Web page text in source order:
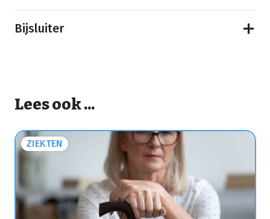
Bijsluiter
Lees ook ...
ZIEKTEN